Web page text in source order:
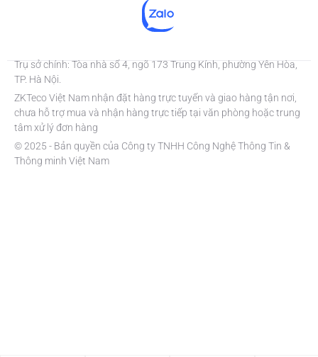
Trụ sở chính: Tòa nhà số 4, ngõ 173 Trung Kính, phường Yên Hòa,
TP. Hà Nội.
ZKTeco Việt Nam nhận đặt hàng trực tuyến và giao hàng tận nơi,
chưa hỗ trợ mua và nhận hàng trực tiếp tại văn phòng hoặc trung
tâm xử lý đơn hàng
© 2025 - Bản quyền của Công ty TNHH Công Nghệ Thông Tin &
Thông minh Việt Nam